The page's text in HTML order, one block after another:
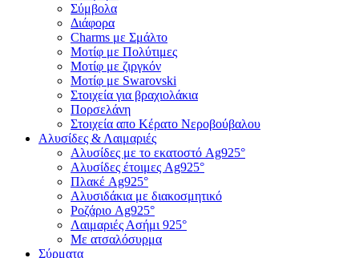
Σύμβολα
Διάφορα
Charms με Σμάλτο
Μοτίφ με Πολύτιμες
Μοτίφ με ζιργκόν
Μοτίφ με Swarovski
Στοιχεία για βραχιολάκια
Πορσελάνη
Στοιχεία απο Κέρατο Νεροβούβαλου
Αλυσίδες & Λαιμαριές
Αλυσίδες με το εκατοστό Ag925°
Αλυσίδες έτοιμες Ag925°
Πλακέ Ag925°
Αλυσιδάκια με διακοσμητικό
Ροζάριο Ag925°
Λαιμαριές Ασήμι 925°
Με ατσαλόσυρμα
Σύρματα